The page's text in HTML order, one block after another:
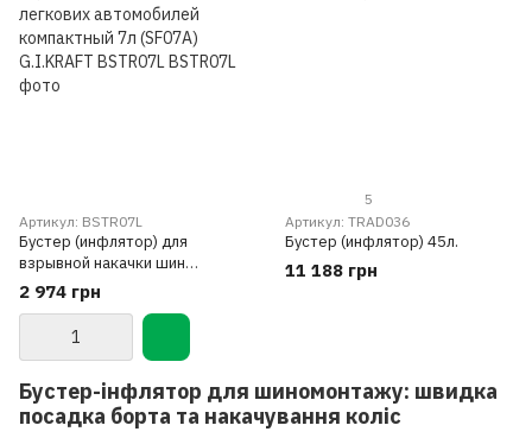
Артикул: BSTR07L
Бустер (инфлятор) для
взрывной накачки шин
легкових автомобилей
компактный 7л (SF07A)
G.I.KRAFT BSTR07L
2 974 грн
5
Артикул: TRAD036
Бустер (инфлятор) 45л.
11 188 грн
Бустер-інфлятор для шиномонтажу: швидка
посадка борта та накачування коліс